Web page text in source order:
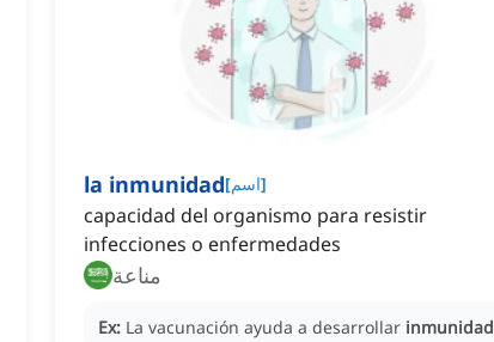
la inmunidad[اسم]
capacidad del organismo para resistir
infecciones o enfermedades
مناعة
Ex: La vacunación ayuda a desarrollar inmunidad